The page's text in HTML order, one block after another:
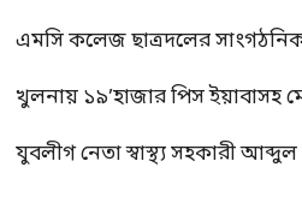
এমসি কলেজ ছাত্রদলের
খুলনায় ১৯’হাজার পিস
যুবলীগ নেতা স্বাস্থ্য সহকারী